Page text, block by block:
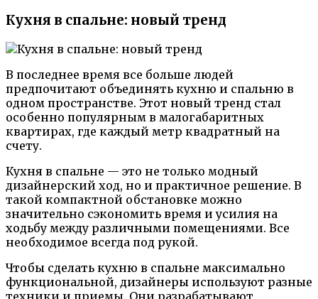
Кухня в спальне: новый тренд
В последнее время все больше людей
предпочитают объединять кухню и спальню в
одном пространстве. Этот новый тренд стал
особенно популярным в малогабаритных
квартирах, где каждый метр квадратный на
счету.
Кухня в спальне — это не только модный
дизайнерский ход, но и практичное решение. В
такой компактной обстановке можно
значительно сэкономить время и усилия на
ходьбу между различными помещениями. Все
необходимое всегда под рукой.
Чтобы сделать кухню в спальне максимально
функциональной, дизайнеры используют разные
техники и приемы. Они разрабатывают